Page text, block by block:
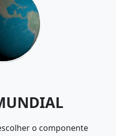
o componente